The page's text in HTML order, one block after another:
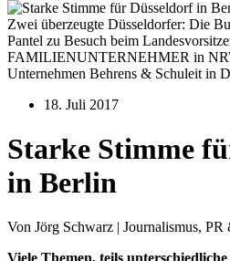
Zwei überzeugte Düsseldorfer: Die
Pantel zu Besuch beim
FAMILIENUNTERNEHMER in
Unternehmen Behrens & Schuleit in
18. Juli 2017
Starke Stimme
in Berlin
Von Jörg Schwarz | Journalismus,